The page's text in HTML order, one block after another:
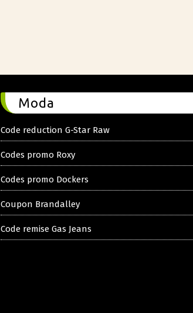
Moda
Code reduction G-Star Raw
Codes promo Roxy
Codes promo Dockers
Coupon Brandalley
Code remise Gas Jeans